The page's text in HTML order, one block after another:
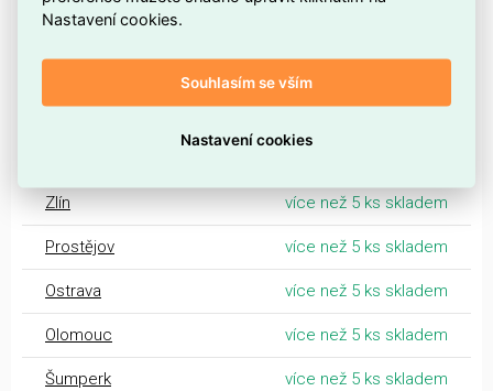
Třebíč
Zlín více než 5 ks skladem
Prostějov více než 5 ks skladem
Ostrava více než 5 ks skladem
Olomouc více než 5 ks skladem
Šumperk více než 5 ks skladem
Nastavení cookies.
Souhlasím se vším
Nastavení cookies